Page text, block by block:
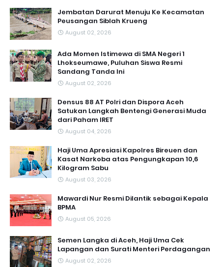
Jembatan Darurat Menuju Ke Kecamatan
Peusangan Siblah Krueng
August 02, 2026
Ada Momen Istimewa di SMA Negeri 1
Lhokseumawe, Puluhan Siswa Resmi
Sandang Tanda Ini
August 02, 2026
Densus 88 AT Polri dan Dispora Aceh
Satukan Langkah Bentengi Generasi Muda
dari Paham IRET
August 04, 2026
Haji Uma Apresiasi Kapolres Bireuen dan
Kasat Narkoba atas Pengungkapan 10,6
Kilogram Sabu
August 03, 2026
Mawardi Nur Resmi Dilantik sebagai Kepala
BPMA
August 05, 2026
Semen Langka di Aceh, Haji Uma Cek
Lapangan dan Surati Menteri Perdagangan
August 02, 2026